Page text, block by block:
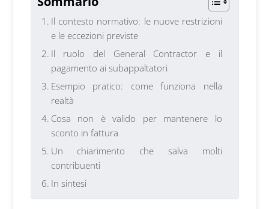
Il contesto normativo: le nuove restrizioni
e le eccezioni previste
Il ruolo del General Contractor e il
pagamento ai subappaltatori
Esempio pratico: come funziona nella
realtà
Cosa non è valido per mantenere lo
sconto in fattura
Un chiarimento che salva molti
contribuenti
In sintesi